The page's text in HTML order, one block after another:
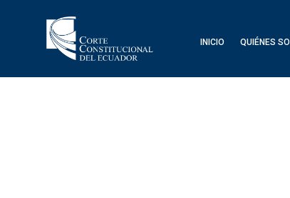
INICIO QUIÉNES